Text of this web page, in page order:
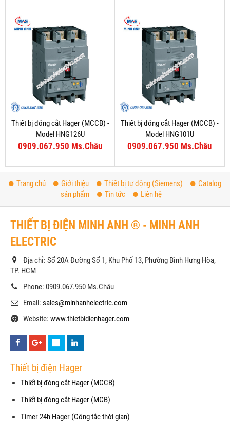
Thiết bị đóng cắt Hager (MCCB) -
Model HNG126U
0909.067.950 Ms.Châu
Thiết bị đóng cắt Hager (MCCB) -
Model HNG101U
0909.067.950 Ms.Châu
Trang chủ Giới thiệu Thiết bị tự động (Siemens)
Catalog
sản phẩm
Tin tức Liên hệ
THIẾT BỊ ĐIỆN MINH ANH ® - MINH ANH
ELECTRIC
Địa chỉ: Số 20A Đường Số 1, Khu Phố 13, Phường Bình Hưng Hòa,
TP. HCM
Phone: 0909.067.950 Ms.Châu
Email: sales@minhanhelectric.com
Website: www.thietbidienhager.com
Thiết bị điện Hager
Thiết bị đóng cắt Hager (MCCB)
Thiết bị đóng cắt Hager (MCB)
Timer 24h Hager (Công tắc thời gian)